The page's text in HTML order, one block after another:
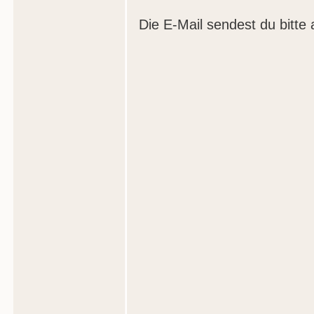
Die E-Mail sendest du bitte